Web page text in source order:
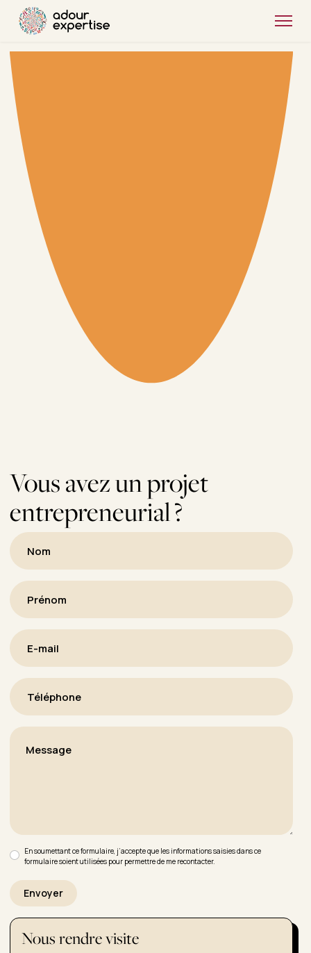
Vous avez un projet
entrepreneurial ?
En soumettant ce formulaire, j’accepte que les informations saisies dans ce
formulaire soient utilisées pour permettre de me recontacter.
Envoyer
Nous rendre visite